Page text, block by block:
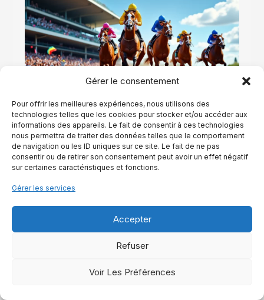
Gérer le consentement
Pour offrir les meilleures expériences, nous utilisons des
technologies telles que les cookies pour stocker et/ou accéder aux
informations des appareils. Le fait de consentir à ces technologies
nous permettra de traiter des données telles que le comportement
de navigation ou les ID uniques sur ce site. Le fait de ne pas
consentir ou de retirer son consentement peut avoir un effet négatif
sur certaines caractéristiques et fonctions.
Gérer les services
Accepter
Refuser
Voir Les Préférences
Combien coûte un tiercé en 5 chevaux ?
Lire La Suite